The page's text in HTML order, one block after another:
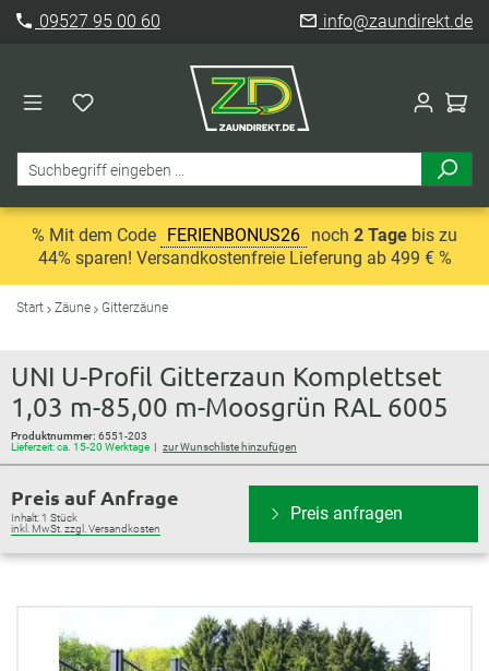
09527 95 00 60 info@zaundirekt.de
% Mit dem Code FERIENBONUS26 noch 2 Tage bis zu
44% sparen! Versandkostenfreie Lieferung ab 499 € %
Start Zäune Gitterzäune
UNI U-Profil Gitterzaun Komplettset
1,03 m-85,00 m-Moosgrün RAL 6005
Produktnummer: 6551-203
Lieferzeit: ca. 15-20 Werktage
zur Wunschliste hinzufügen
Preis auf Anfrage
Inhalt: 1 Stück
inkl. MwSt. zzgl. Versandkosten
Preis anfragen